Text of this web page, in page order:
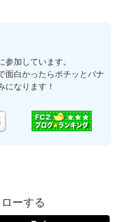
加しています。
面白かったらポチッとバナ
になります！
ーする